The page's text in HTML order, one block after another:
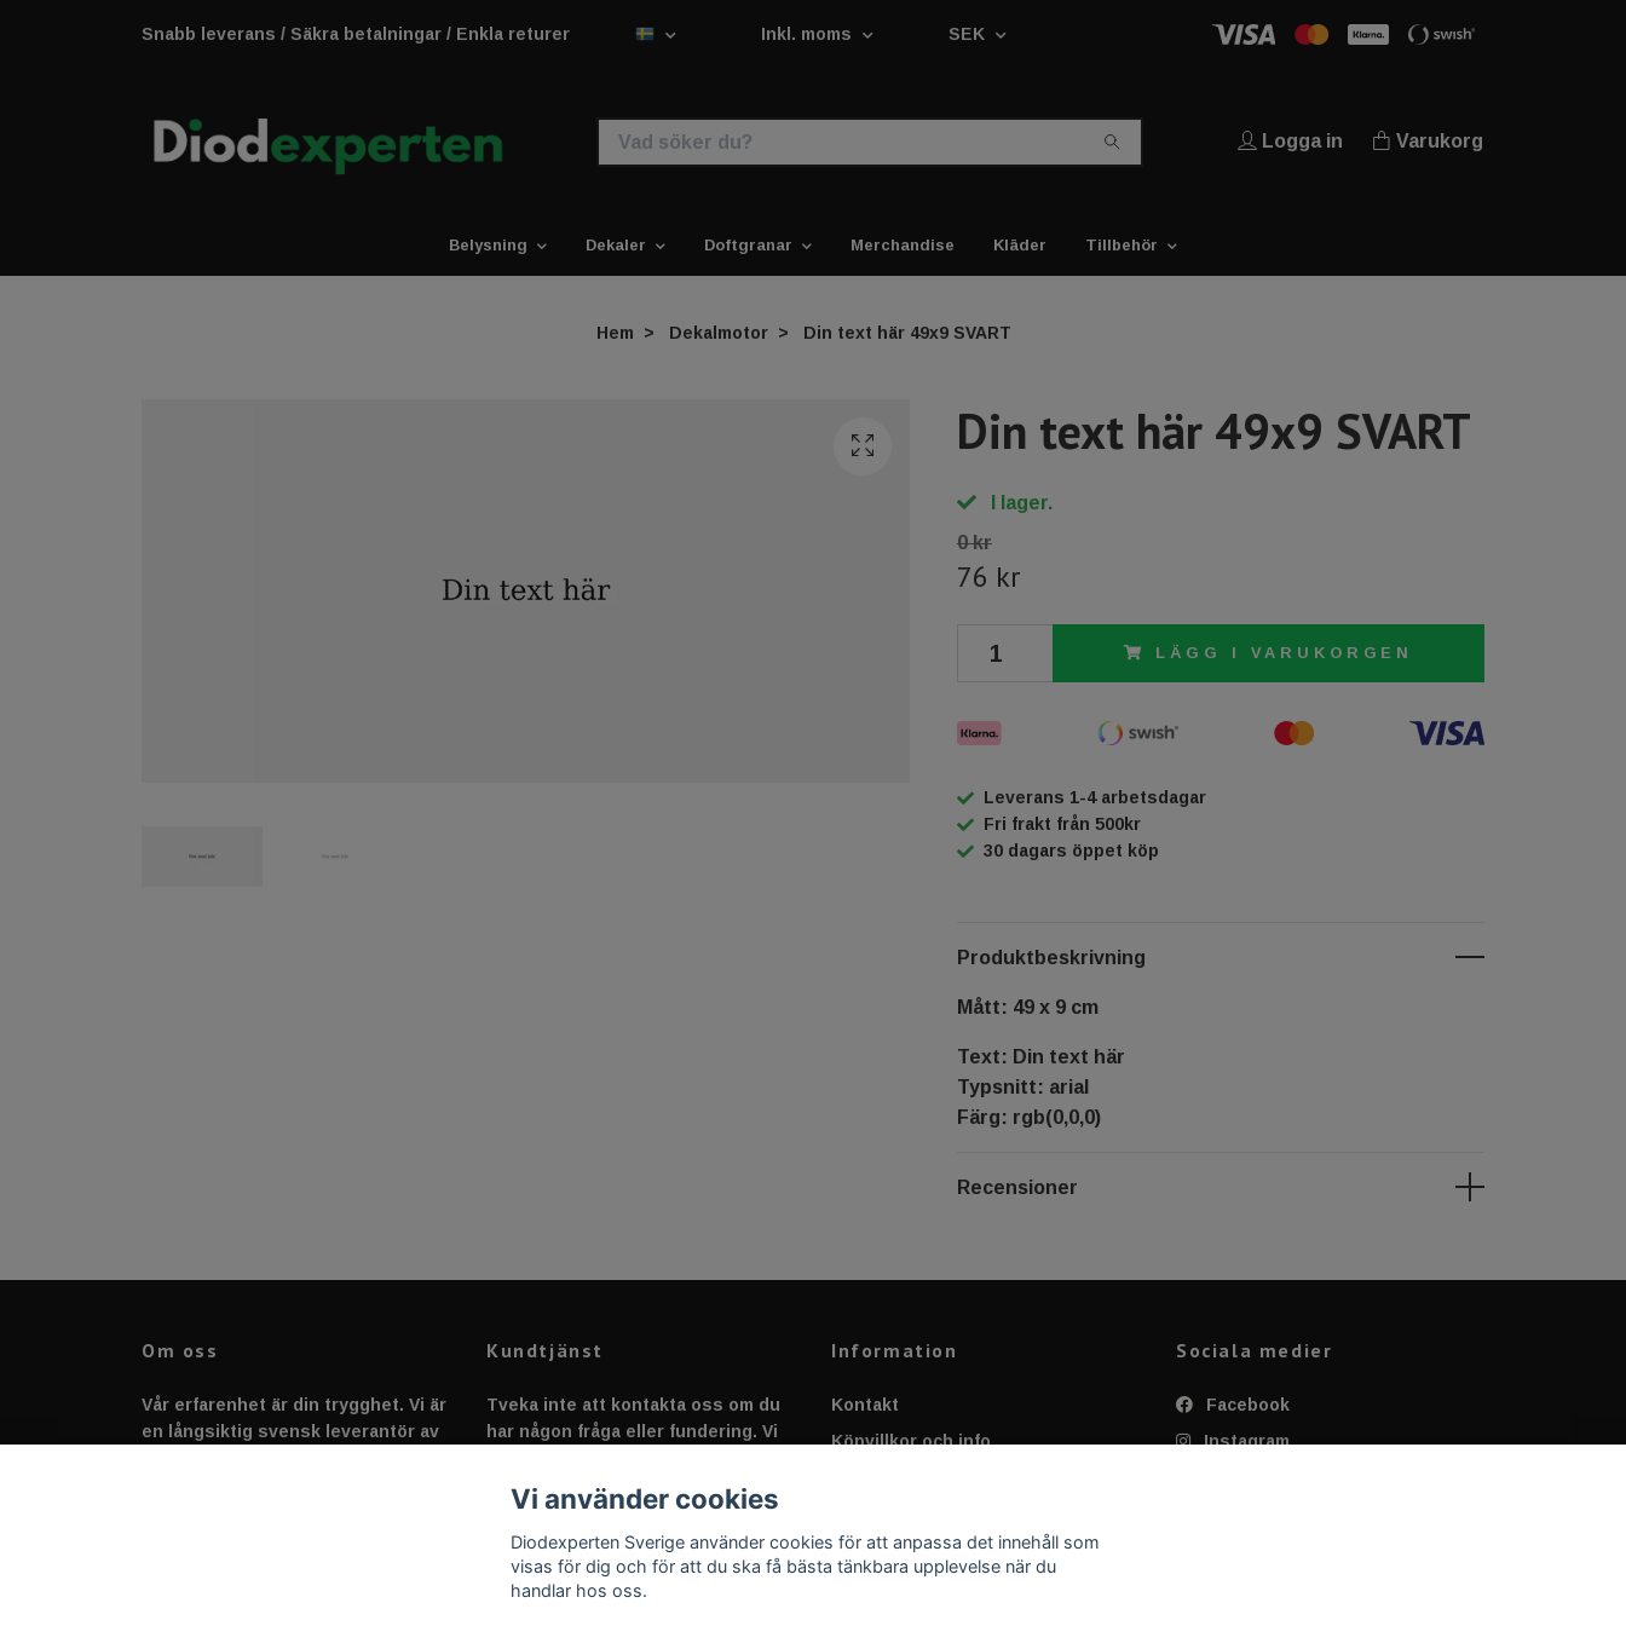
Snabb leverans / Säkra betalningar / Enkla returer Inkl. moms SEK
Logga in Varukorg
Belysning Dekaler Doftgranar Merchandise Kläder Tillbehör
Hem Dekalmotor Din text här 49x9 SVART
Din text här 49x9 SVART
I lager.
0 kr
76 kr
LÄGG I VARUKORGEN
Leverans 1-4 arbetsdagar
Fri frakt från 500kr
30 dagars öppet köp
Produktbeskrivning
Mått: 49 x 9 cm
Text: Din text här
Typsnitt: arial
Färg: rgb(0,0,0)
Recensioner
Om oss
Vår erfarenhet är din trygghet. Vi är
en långsiktig svensk leverantör av
Kundtjänst
Tveka inte att kontakta oss om du
har någon fråga eller fundering. Vi
Information
Kontakt
Köpvillkor och info
Applicering av Dekal
Sociala medier
Facebook
Instagram
Vi använder cookies
Diodexperten Sverige använder cookies för att anpassa det innehåll som
visas för dig och för att du ska få bästa tänkbara upplevelse när du
handlar hos oss.